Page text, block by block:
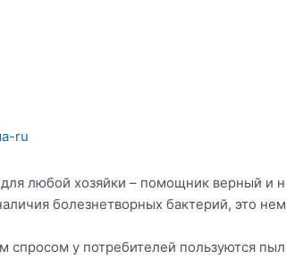
ru
любой хозяйки – помощник верный и
болезнетворных бактерий, это
спросом у потребителей пользуются